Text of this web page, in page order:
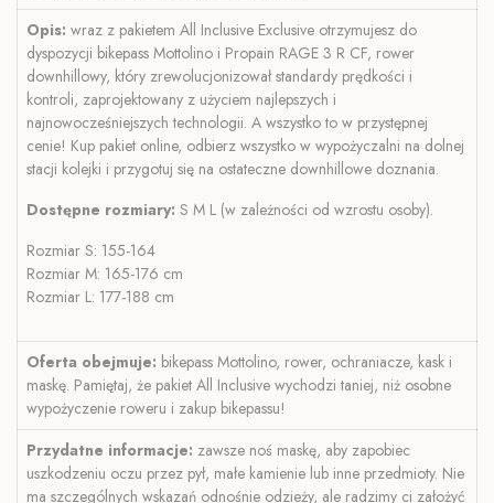
Opis: wraz z pakietem All Inclusive Exclusive otrzymujesz do
dyspozycji bikepass Mottolino i Propain RAGE 3 R CF, rower
downhillowy, który zrewolucjonizował standardy prędkości i
kontroli, zaprojektowany z użyciem najlepszych i
najnowocześniejszych technologii. A wszystko to w przystępnej
cenie! Kup pakiet online, odbierz wszystko w wypożyczalni na dolnej
stacji kolejki i przygotuj się na ostateczne downhillowe doznania.
Dostępne rozmiary: S M L (w zależności od wzrostu osoby).
Rozmiar S: 155-164
Rozmiar M: 165-176 cm
Rozmiar L: 177-188 cm
Oferta obejmuje: bikepass Mottolino, rower, ochraniacze, kask i
maskę. Pamiętaj, że pakiet All Inclusive wychodzi taniej, niż osobne
wypożyczenie roweru i zakup bikepassu!
Przydatne informacje: zawsze noś maskę, aby zapobiec
uszkodzeniu oczu przez pył, małe kamienie lub inne przedmioty. Nie
ma szczególnych wskazań odnośnie odzieży, ale radzimy ci założyć